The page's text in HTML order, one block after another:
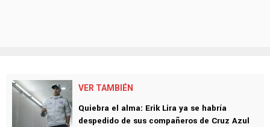
VER TAMBIÉN
Quiebra el alma: Erik Lira ya se habría
despedido de sus compañeros de Cruz Azul